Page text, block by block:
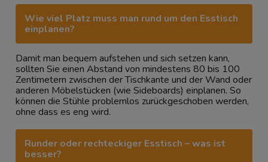
Wie viel Platz muss man rund um den Esstisch
einplanen?
Damit man bequem aufstehen und sich setzen kann,
sollten Sie einen Abstand von mindestens 80 bis 100
Zentimetern zwischen der Tischkante und der Wand oder
anderen Möbelstücken (wie Sideboards) einplanen. So
können die Stühle problemlos zurückgeschoben werden,
ohne dass es eng wird.
Runder oder rechteckiger Esstisch – was ist
besser?